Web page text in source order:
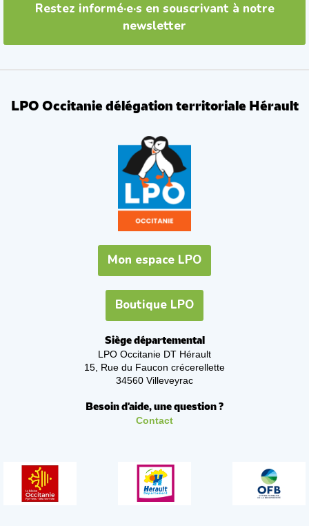
Restez informé·e·s en souscrivant à notre
newsletter
LPO Occitanie délégation territoriale Hérault
Mon espace LPO
Boutique LPO
Siège départemental
LPO Occitanie DT Hérault
15, Rue du Faucon crécerellette
34560 Villeveyrac
Besoin d'aide, une question ?
Contact